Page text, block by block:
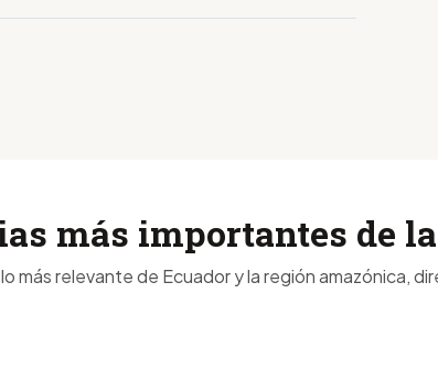
más importantes de
más relevante de Ecuador y la región amazónica,